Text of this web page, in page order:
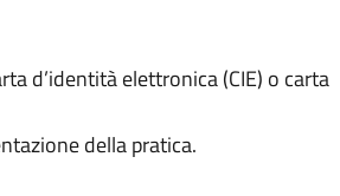
d’identità elettronica (CIE) o carta
della pratica.